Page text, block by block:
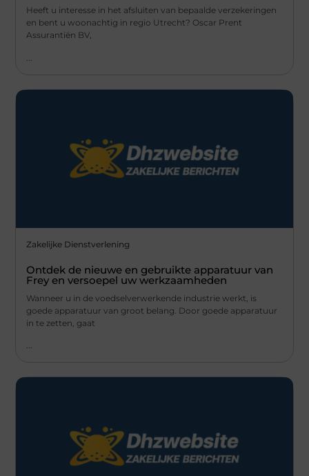
Heeft u interesse in het afsluiten van bepaalde verzekeringen
en bent u woonachtig in regio Utrecht? Oscar Prent
Assurantiën BV,
Zakelijke Dienstverlening
Ontdek de nieuwe en gebruikte apparatuur van
Frey en versoepel uw werkzaamheden
Wanneer u in de voedselverwerkende industrie werkt, is
goede apparatuur van groot belang. Door goede apparatuur
in te zetten, gaat